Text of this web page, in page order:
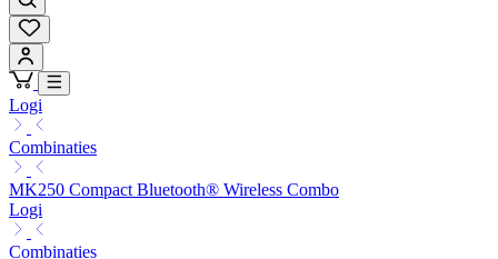
Logi
Combinaties
MK250 Compact Bluetooth® Wireless Combo
Logi
Combinaties